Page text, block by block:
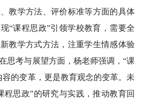
教学方法、评价标准等方面的具体
“课程思政”引领学校教育，需要全
教学方式方法，注重学生情感体验
思考与展望方面，杨老师强调，“课
的变革，更是教育观念的变革。未
程思政”的研究与实践，推动教育回